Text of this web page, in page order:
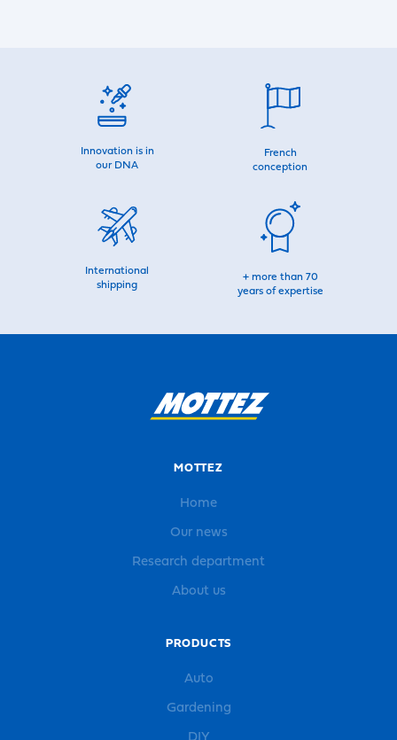
Innovation is in
our DNA
French
conception
International
shipping
+ more than 70
years of expertise
MOTTEZ
Home
Our news
Research department
About us
PRODUCTS
Auto
Gardening
DIY